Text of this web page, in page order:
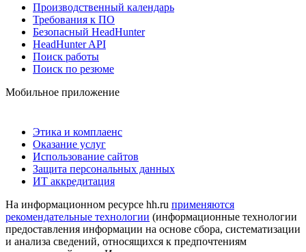
Производственный календарь
Требования к ПО
Безопасный HeadHunter
HeadHunter API
Поиск работы
Поиск по резюме
Мобильное приложение
Этика и комплаенс
Оказание услуг
Использование сайтов
Защита персональных данных
ИТ аккредитация
На информационном ресурсе hh.ru применяются
рекомендательные технологии (информационные технологии
предоставления информации на основе сбора, систематизации
и анализа сведений, относящихся к предпочтениям